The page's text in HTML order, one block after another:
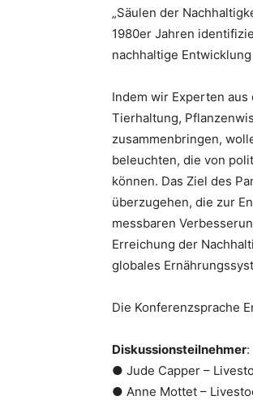
„Säulen der
1980er Jahren
nachhaltige
Indem wir Experten
Tierhaltung,
zusammenbringen,
beleuchten, die von
können. Das Ziel des
überzugehen, die zur
messbaren
Erreichung der
globales
Die Konferenzsprache
Diskussionsteilnehmer:
● Jude Capper –
● Anne Mottet –